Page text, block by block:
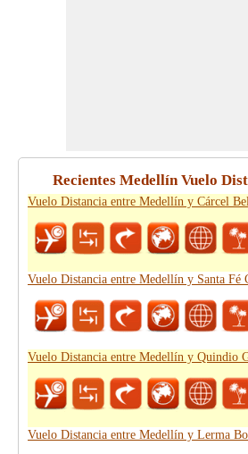
Recientes Medellín Vuelo
Vuelo Distancia entre Medellín y Cárcel
Vuelo Distancia entre Medellín y Santa Fé
Vuelo Distancia entre Medellín y Quindio
Vuelo Distancia entre Medellín y Lerma